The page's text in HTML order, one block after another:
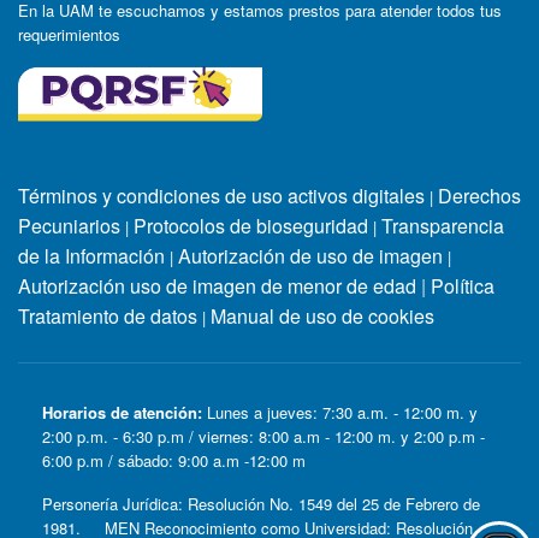
En la UAM te escuchamos y estamos prestos para atender todos tus
requerimientos
Términos y condiciones de uso activos digitales | Derechos
Pecuniarios | Protocolos de bioseguridad | Transparencia
de la Información | Autorización de uso de imagen |
Autorización uso de imagen de menor de edad | Política
Tratamiento de datos | Manual de uso de cookies
Horarios de atención: Lunes a jueves: 7:30 a.m. - 12:00 m. y
2:00 p.m. - 6:30 p.m / viernes: 8:00 a.m - 12:00 m. y 2:00 p.m -
6:00 p.m / sábado: 9:00 a.m -12:00 m
Personería Jurídica: Resolución No. 1549 del 25 de Febrero de
1981. MEN Reconocimiento como Universidad: Resolución